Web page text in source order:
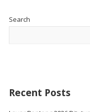
Search
Recent Posts